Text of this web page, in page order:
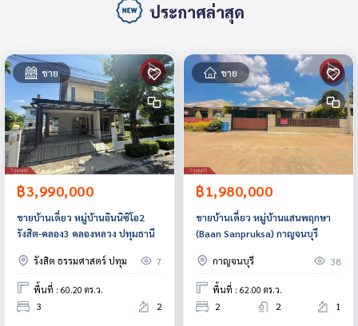
ประกาศล่าสุด
ขาย
฿3,990,000
ขายบ้านเดี่ยว หมู่บ้านอินนิซิโอ2
รังสิต-คลอง3 คลองหลวง ปทุมธานี
รังสิต ธรรมศาสตร์ ปทุม 7
พื้นที่ : 60.20 ตร.ว.
3 2
ขาย
฿1,980,000
ขายบ้านเดี่ยว หมู่บ้านแสนพฤกษา
(Baan Sanpruksa) กาญจนบุรี
กาญจนบุรี 38
พื้นที่ : 62.00 ตร.ว.
2 2 1